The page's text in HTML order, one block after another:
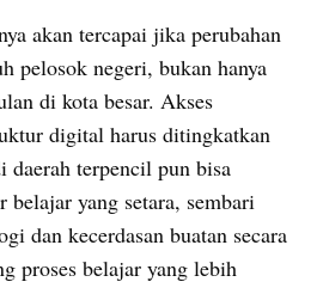
akan tercapai jika perubahan
pelosok negeri, bukan hanya
di kota besar. Akses
digital harus ditingkatkan
daerah terpencil pun bisa
belajar yang setara, sembari
dan kecerdasan buatan secara
proses belajar yang lebih